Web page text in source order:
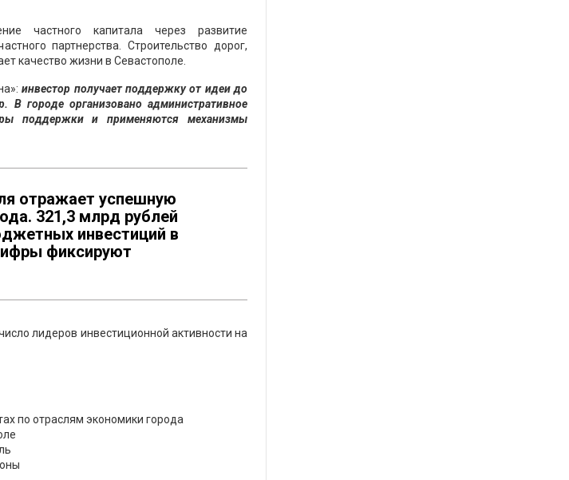
частного капитала через развитие
партнерства. Строительство дорог,
качество жизни в Севастополе.
инвестор получает поддержку от идеи до
В городе организовано административное
поддержки и применяются механизмы
отражает успешную
321,3 млрд рублей
инвестиций в
фиксируют
лидеров инвестиционной активности на
по отраслям экономики города